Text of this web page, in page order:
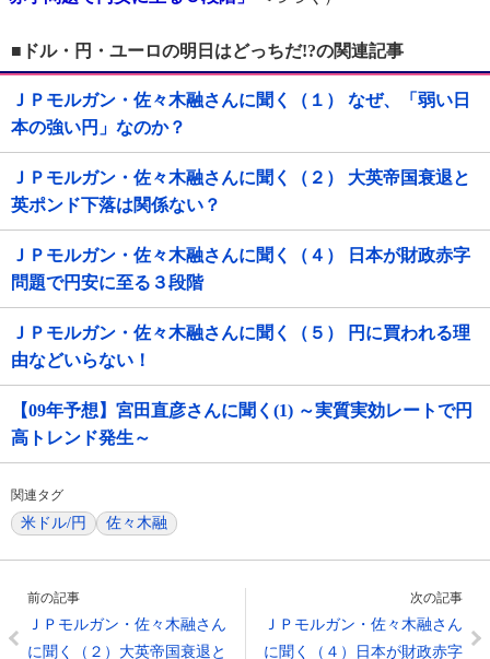
■ドル・円・ユーロの明日はどっちだ!?の関連記事
ＪＰモルガン・佐々木融さんに聞く（１） なぜ、「弱い日
本の強い円」なのか？
ＪＰモルガン・佐々木融さんに聞く（２） 大英帝国衰退と
英ポンド下落は関係ない？
ＪＰモルガン・佐々木融さんに聞く（４） 日本が財政赤字
問題で円安に至る３段階
ＪＰモルガン・佐々木融さんに聞く（５） 円に買われる理
由などいらない！
【09年予想】宮田直彦さんに聞く(1) ～実質実効レートで円
高トレンド発生～
関連タグ
米ドル/円 佐々木融
前の記事
ＪＰモルガン・佐々木融さん
に聞く（２）大英帝国衰退と
次の記事
ＪＰモルガン・佐々木融さん
に聞く（４）日本が財政赤字